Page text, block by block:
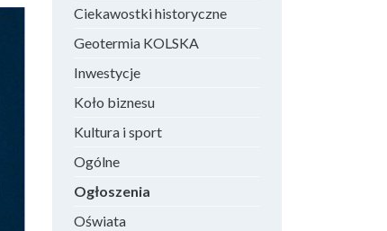
Ciekawostki historyczne
Geotermia KOLSKA
Inwestycje
Koło biznesu
Kultura i sport
Ogólne
Ogłoszenia
Oświata